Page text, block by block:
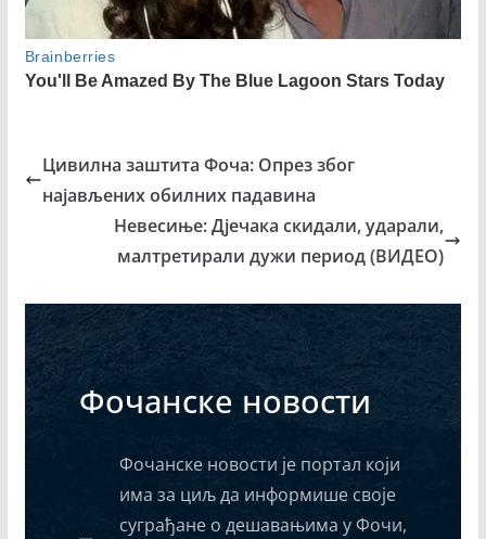
Цивилна заштита Фоча: Опрез због
најављених обилних падавина
Невесиње: Дјечака скидали, ударали,
малтретирали дужи период (ВИДЕО)
Фочанске новости
Фочанске новости је портал који
има за циљ да информише своје
суграђане о дешавањима у Фочи,